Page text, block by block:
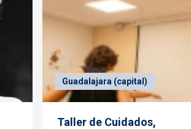
Guadalajara (capital)
Taller de Cuidados,